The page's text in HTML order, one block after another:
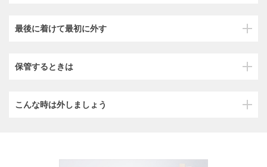
最後に着けて最初に外す
保管するときは
こんな時は外しましょう